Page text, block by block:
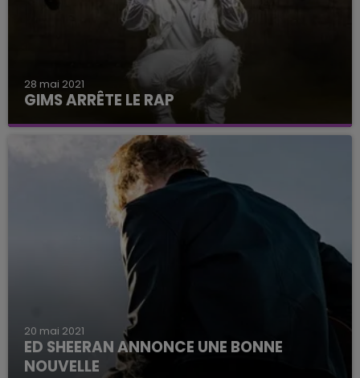
28 mai 2021
GIMS ARRÊTE LE RAP
L'info a fait le buzz sur les réseaux sociaux.
20 mai 2021
ED SHEERAN ANNONCE UNE BONNE
NOUVELLE